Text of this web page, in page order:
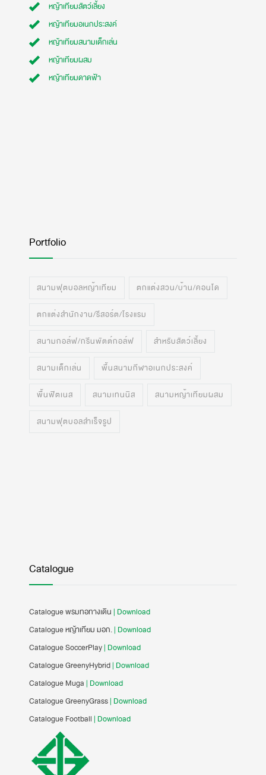
หญ้าเทียมสัตว์เลี้ยง
หญ้าเทียมอเนกประสงค์
หญ้าเทียมสนามเด็กเล่น
หญ้าเทียมผสม
หญ้าเทียมดาดฟ้า
Portfolio
สนามฟุตบอลหญ้าเทียม ตกแต่งสวน/บ้าน/คอนโด
ตกแต่งสำนักงาน/รีสอร์ต/โรงแรม
สนามกอล์ฟ/กรีนพัตต์กอล์ฟ สำหรับสัตว์เลี้ยง
สนามเด็กเล่น พื้นสนามกีฬาอเนกประสงค์
พื้นฟิตเนส สนามเทนนิส สนามหญ้าเทียมผสม
สนามฟุตบอลสำเร็จรูป
Catalogue
Catalogue พรมทอทางเดิน | Download
Catalogue หญ้าเทียม มอก.| Download
Catalogue SoccerPlay| Download
Catalogue GreenyHybrid| Download
Catalogue Muga | Download
Catalogue GreenyGrass| Download
Catalogue Football | Download